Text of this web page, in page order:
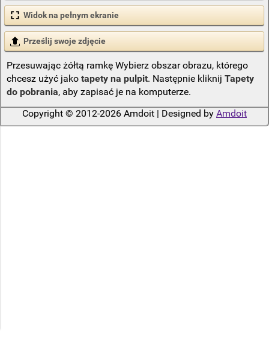
Widok na pełnym ekranie
Prześlij swoje zdjęcie
Przesuwając żółtą ramkę Wybierz obszar obrazu, którego
chcesz użyć jako tapety na pulpit. Następnie kliknij Tapety
do pobrania, aby zapisać je na komputerze.
Copyright © 2012-2026 Amdoit | Designed by Amdoit